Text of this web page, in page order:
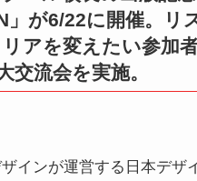
」が6/22に開催。リ
アを変えたい参加
交流会を実施。
インが運営する日本デザ